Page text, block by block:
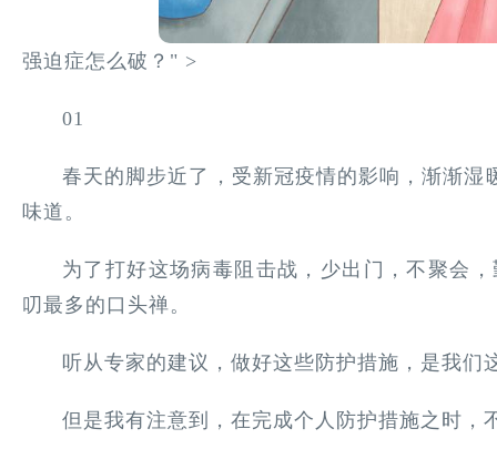
强迫症怎么破？" >
01
春天的脚步近了，受新冠疫情的影响，渐渐
味道。
为了打好这场病毒阻击战，少出门，不聚会
叨最多的口头禅。
听从专家的建议，做好这些防护措施，是我
但是我有注意到，在完成个人防护措施之时